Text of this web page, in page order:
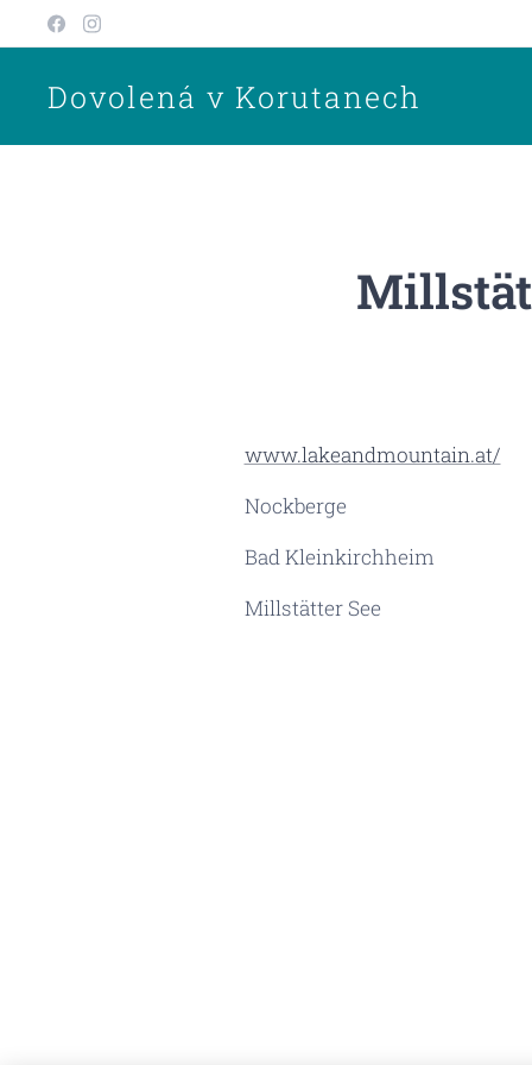
Dovolená v Korutanech
www.lakeandmountain.at/
Nockberge
Bad Kleinkirchheim
Millstätter See